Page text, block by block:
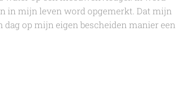
in mijn leven word opgemerkt. Dat mijn
dag op mijn eigen bescheiden manier een